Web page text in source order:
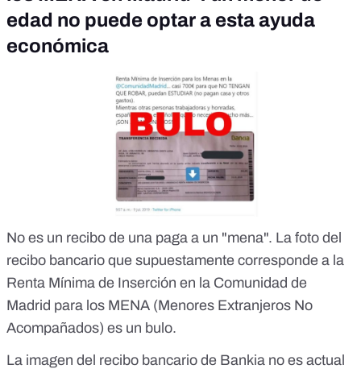
edad no puede optar a esta ayuda
económica
No es un recibo de una paga a un "mena". La foto del
recibo bancario que supuestamente corresponde a la
Renta Mínima de Inserción en la Comunidad de
Madrid para los MENA (Menores Extranjeros No
Acompañados) es un bulo.
La imagen del recibo bancario de Bankia no es actual